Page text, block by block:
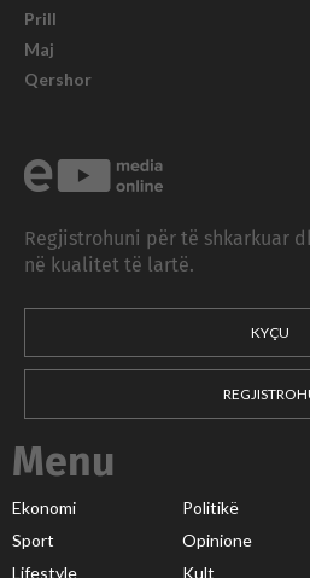
Prill
Maj
Qershor
Regjistrohuni për të shkarkuar
në kualitet të lartë.
KYÇU
Menu
Ekonomi Politikë
Sport
Opinione
Lifestyle
Kult